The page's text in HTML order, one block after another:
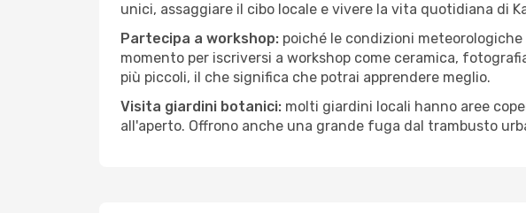
unici, assaggiare il cibo locale e vivere la vita quotidiana di
Partecipa a workshop: poiché le condizioni
momento per iscriversi a workshop come ceramica,
più piccoli, il che significa che potrai apprendere meglio.
Visita giardini botanici: molti giardini locali hanno aree
all'aperto. Offrono anche una grande fuga dal trambusto